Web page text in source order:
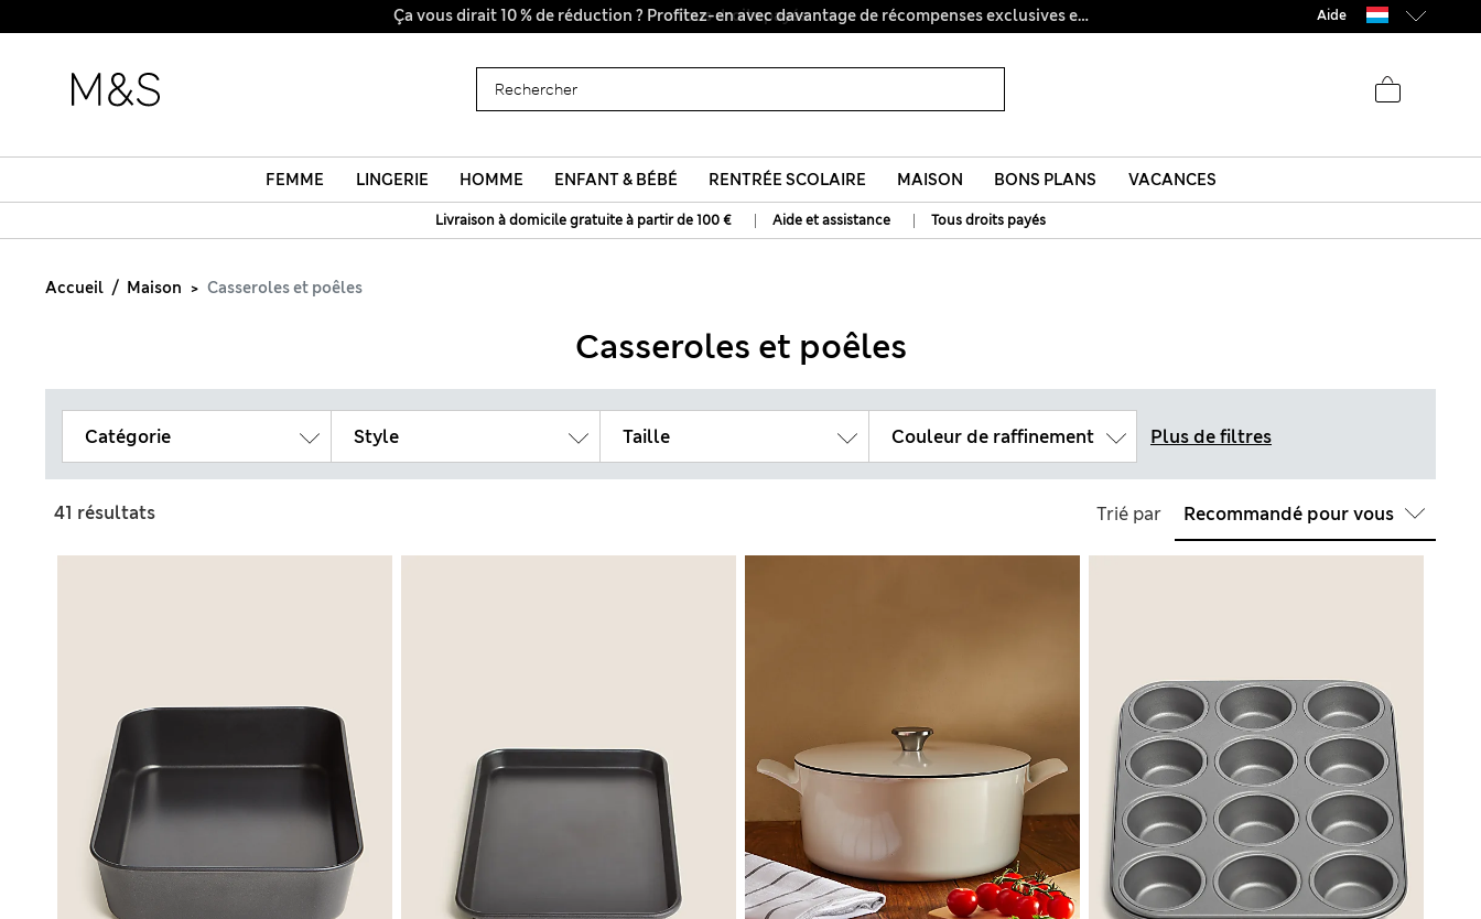
Ça vous dirait 10 % de réduction ? Profitez-en avec davantage de récompenses exclusives en vous inscrivant à Sparks
Tous droits payés Aide
FEMME LINGERIE HOMME ENFANT & BÉBÉ RENTRÉE SCOLAIRE MAISON BONS PLANS VACANCES
Livraison à domicile gratuite à partir de 100 € | Aide et assistance | Tous droits payés
Accueil Maison Casseroles et poêles
Casseroles et poêles
Catégorie Style Taille Couleur de raffinement Plus de filtres
41 résultats Trié par